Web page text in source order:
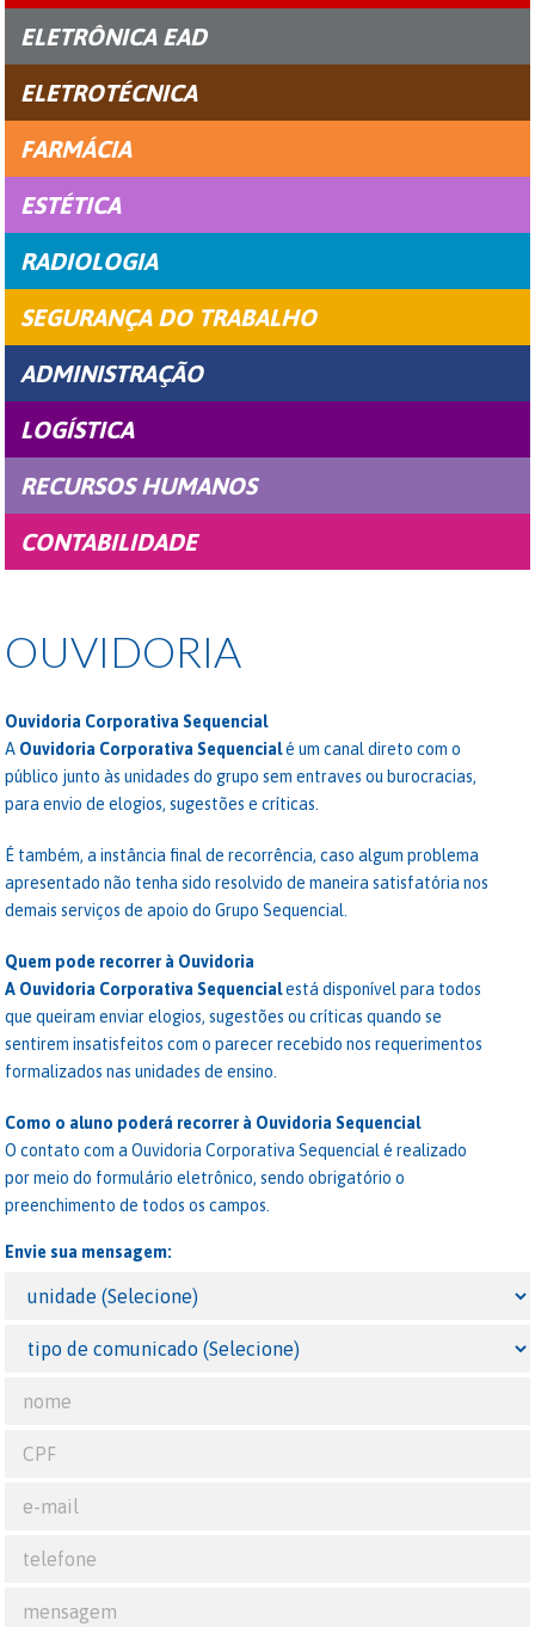
ELETRÔNICA EAD
ELETROTÉCNICA
FARMÁCIA
ESTÉTICA
RADIOLOGIA
SEGURANÇA DO TRABALHO
ADMINISTRAÇÃO
LOGÍSTICA
RECURSOS HUMANOS
CONTABILIDADE
OUVIDORIA
Ouvidoria Corporativa Sequencial
A Ouvidoria Corporativa Sequencialé um canal direto com o
público junto às unidades do grupo sem entraves ou burocracias,
para envio de elogios, sugestões e críticas.
É também, a instância final de recorrência, caso algum problema
apresentado não tenha sido resolvido de maneira satisfatória nos
demais serviços de apoio do Grupo Sequencial.
Quem pode recorrer à Ouvidoria
A Ouvidoria Corporativa Sequencialestá disponível para todos
que queiram enviar elogios, sugestões ou críticas quando se
sentirem insatisfeitos com o parecer recebido nos requerimentos
formalizados nas unidades de ensino.
Como o aluno poderá recorrer à Ouvidoria Sequencial
O contato com a Ouvidoria Corporativa Sequencial é realizado
por meio do formulário eletrônico, sendo obrigatório o
preenchimento de todos os campos.
Envie sua mensagem: